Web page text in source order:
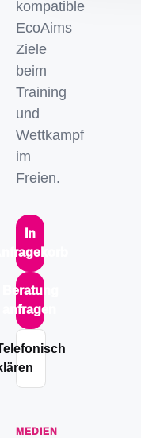
kompatible
EcoAims
Ziele
beim
Training
und
Wettkampf
im
Freien.
In
Beratung
anfragen
MEDIEN